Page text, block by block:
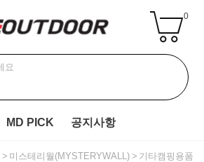
0
MD PICK 공지사항
미스테리월(MYSTERYWALL) 기타캠핑용품